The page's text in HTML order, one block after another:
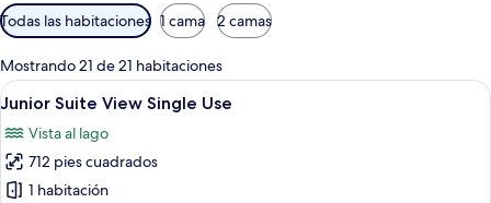
Filtros
disponibles
para
las
habitaciones
Todas las habitaciones 1 cama 2 camas
Mostrando 21 de 21 habitaciones
Abrir
todas
las
fotos
de
Un dormitorio moderno con una
8
Junior Suite View Single Use
Vista al lago
712 pies cuadrados
1 habitación